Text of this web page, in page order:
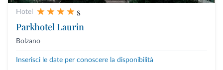
Hotel
s
Parkhotel Laurin
Bolzano
Inserisci le date per conoscere la disponibilità